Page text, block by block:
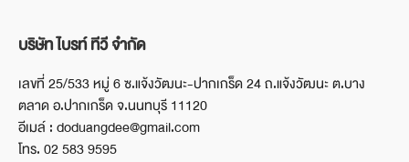
บริษัท ไบรท์ ทีวี จำกัด
เลขที่ 25/533 หมู่ 6 ซ.แจ้งวัฒนะ-ปากเกร็ด 24 ถ.แจ้งวัฒนะ ต.บาง
ตลาด อ.ปากเกร็ด จ.นนทบุรี 11120
อีเมล์ : doduangdee@gmail.com
โทร. 02 583 9595